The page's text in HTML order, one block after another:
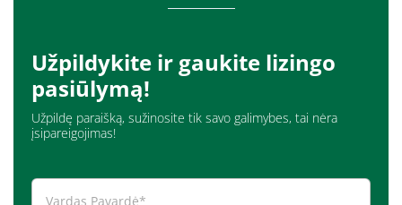
Užpildykite ir gaukite lizingo
pasiūlymą!
Užpildę paraišką, sužinosite tik savo galimybes, tai nėra
įsipareigojimas!